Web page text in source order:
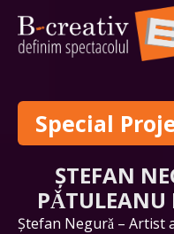
Special
ȘTEFAN
PǍTULEANU
Ştefan Negurǎ – Artist